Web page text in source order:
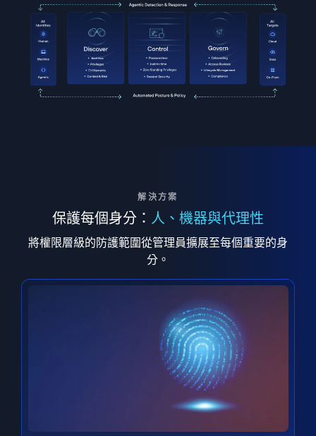
解決方案
保護每個身分： 人、機器與代理性
將權限層級的防護範圍從管理員擴展至每個重要的身
分。